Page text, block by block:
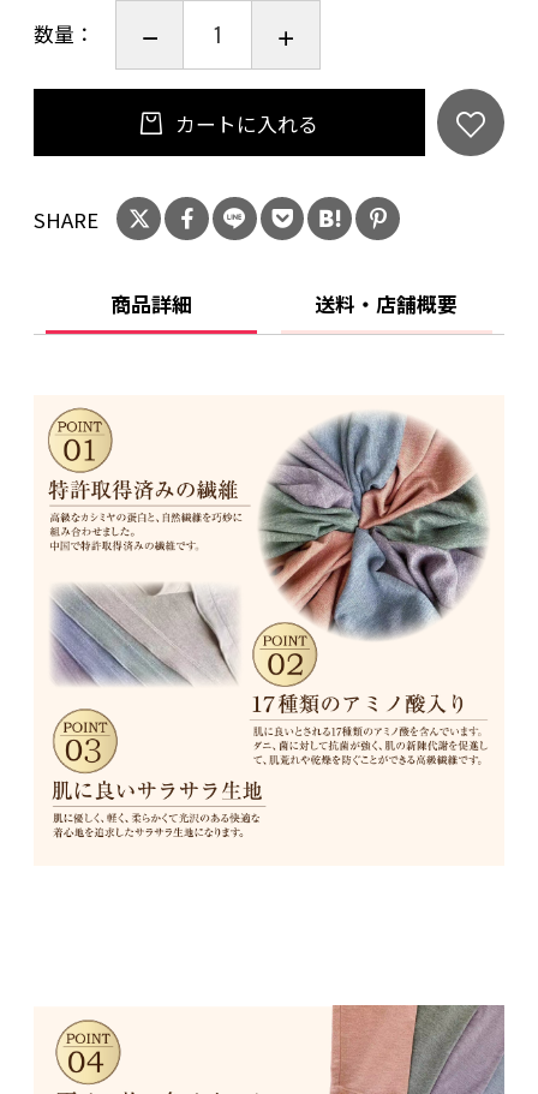
級繊維です。
夏は1枚で涼しく快適で、冬はインナーで着ると
保温効果があります。
カシミヤ20%
モダ−ル46%
ポリウレタン6%
原産国：中国製
数量：
カートに入れる
SHARE
商品詳細 送料・店舗概要